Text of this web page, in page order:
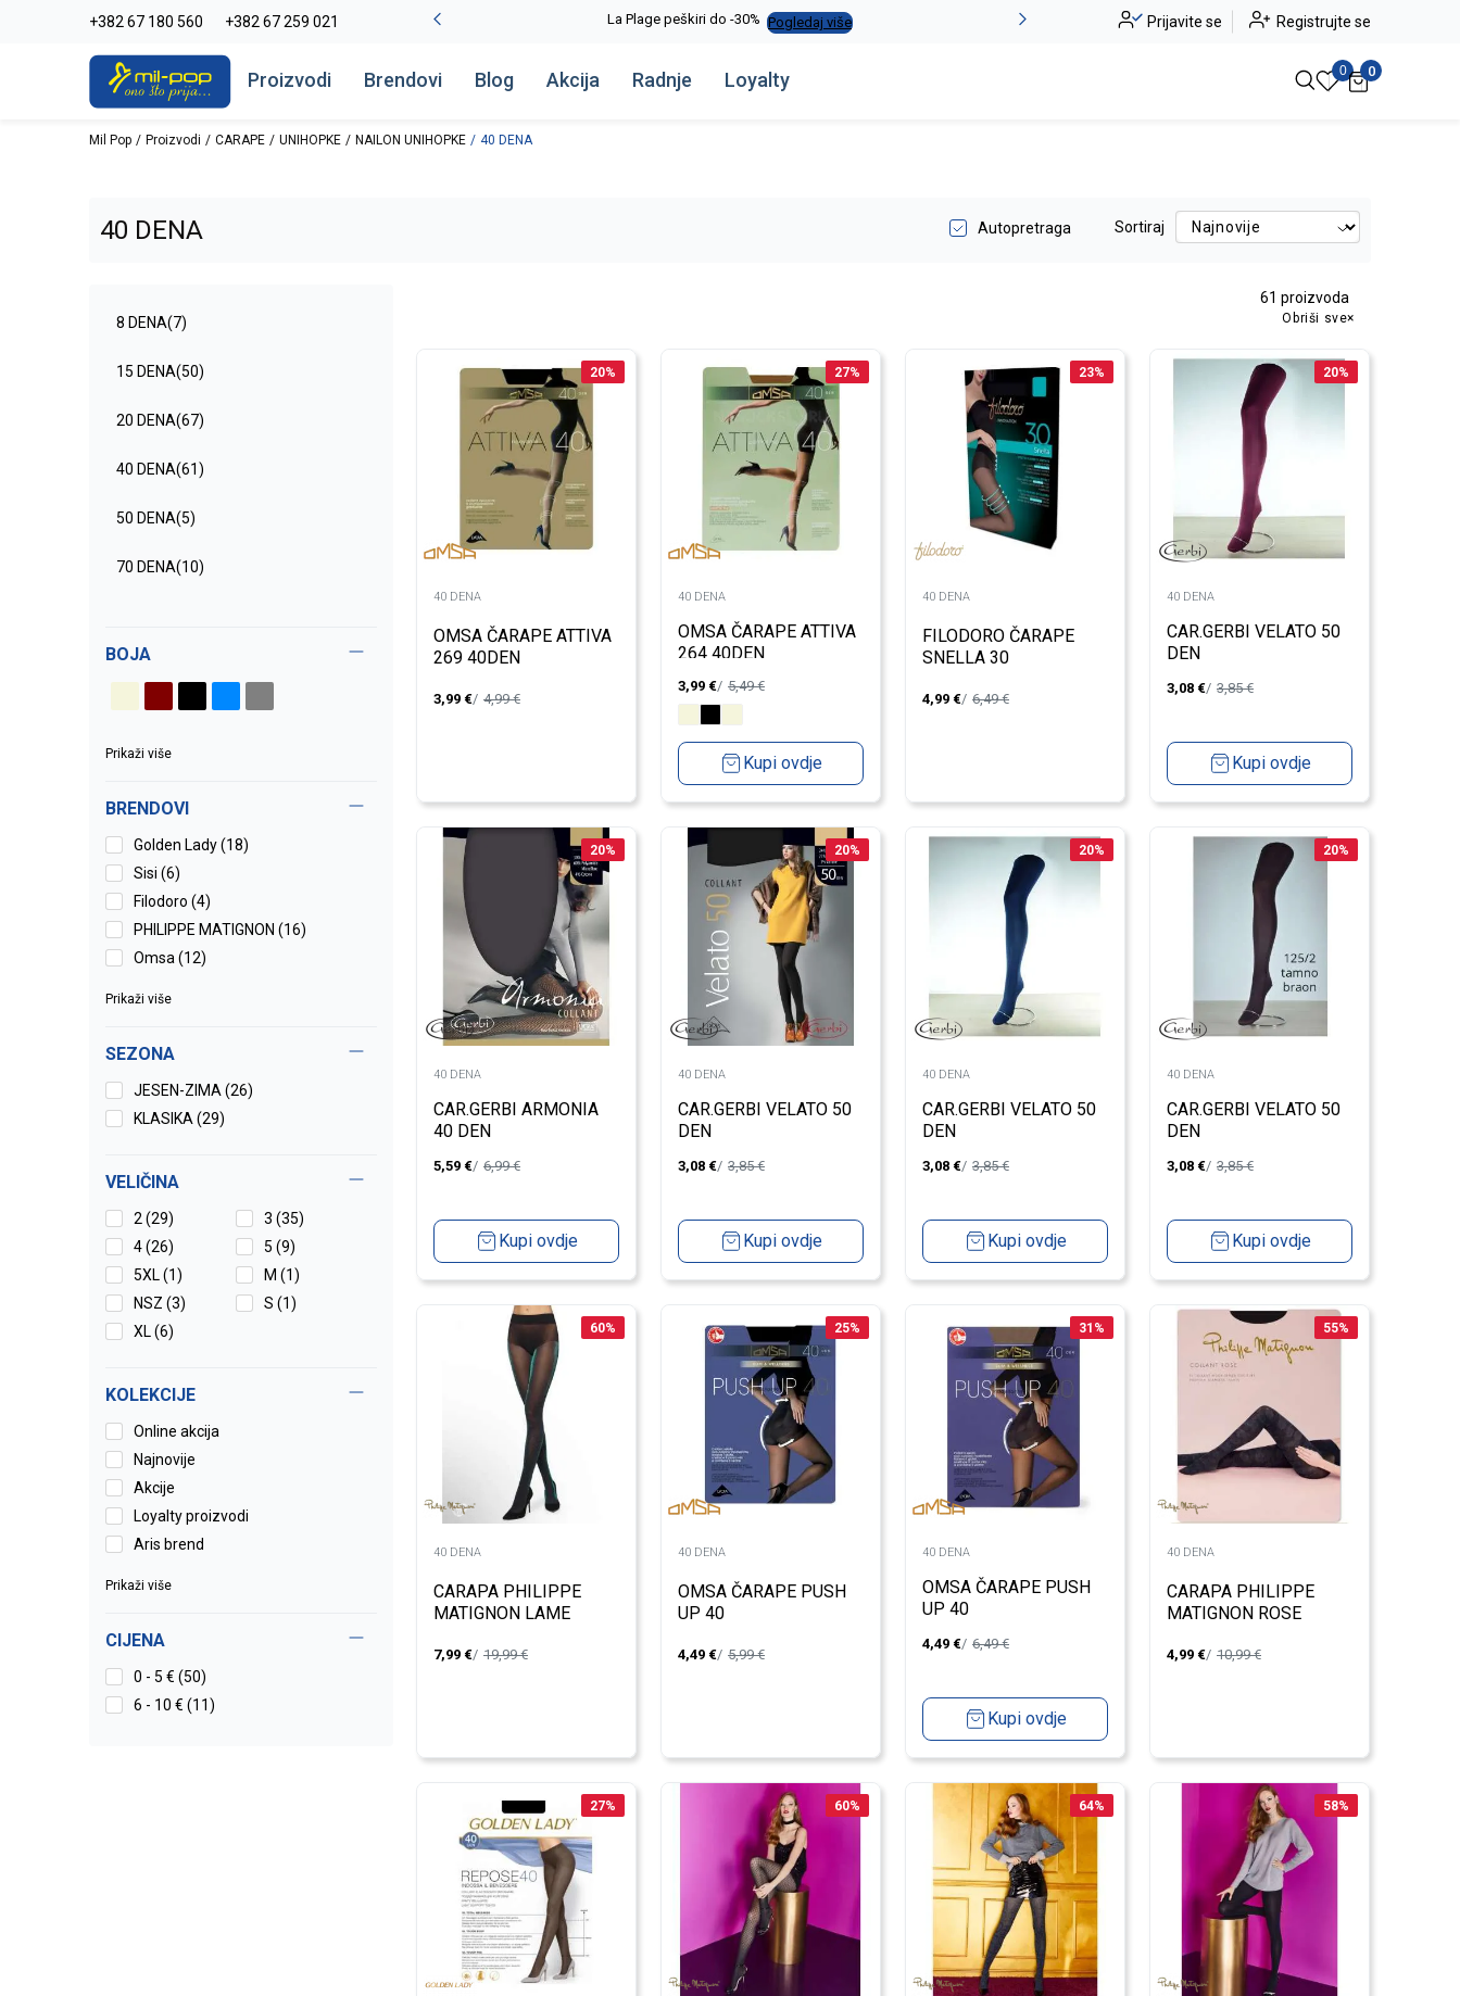
+382 67 180 560 +382 67 259 021
-20% na kompletan asortiman Pogledaj više La Plage peškiri do -30% Pogledaj više Alma Ras do -50% Pogledaj više
Prijavite se Registrujte se
Proizvodi Brendovi Blog Akcija Radnje Loyalty 0 0
Mil Pop Proizvodi CARAPE UNIHOPKE NAILON UNIHOPKE 40 DENA
40 DENA Autopretraga Sortiraj
8 DENA(7)
15 DENA(50)
20 DENA(67)
40 DENA(61)
50 DENA(5)
70 DENA(10)
BOJA
Prikaži više
BRENDOVI
Golden Lady (18)
Sisi (6)
Filodoro (4)
PHILIPPE MATIGNON (16)
Omsa (12)
Prikaži više
SEZONA
JESEN-ZIMA (26)
KLASIKA (29)
VELIČINA
2 (29) 3 (35)
4(26) 5 (9)
5XL (1) M (1)
NSZ (3) S (1)
XL (6)
KOLEKCIJE
Online akcija
Najnovije
Akcije
Loyalty proizvodi
Aris brend
Prikaži više
CIJENA
0 - 5 € (50)
6 - 10 € (11)
61 proizvoda
Obriši sve
20%
40 DENA
OMSA ČARAPE ATTIVA
269 40DEN
3,99 € 4,99€
27%
40 DENA
OMSA ČARAPE ATTIVA
264 40DEN
3,99 € 5,49€
Kupi ovdje
23%
40 DENA
FILODORO ČARAPE
SNELLA 30
4,99 € 6,49€
20%
40 DENA
CAR.GERBI VELATO 50
DEN
3,08 € 3,85€
Kupi ovdje
20%
40 DENA
CAR.GERBI ARMONIA
40 DEN
5,59 € 6,99€
Kupi ovdje
20%
40 DENA
CAR.GERBI VELATO 50
DEN
3,08 € 3,85€
Kupi ovdje
20%
40 DENA
CAR.GERBI VELATO 50
DEN
3,08 € 3,85€
Kupi ovdje
20%
40 DENA
CAR.GERBI VELATO 50
DEN
3,08 € 3,85€
Kupi ovdje
60%
40 DENA
CARAPA PHILIPPE
MATIGNON LAME
UNIHOPKA
7,99 € 19,99€
25%
40 DENA
OMSA ČARAPE PUSH
UP 40
4,49 € 5,99€
31 %
40 DENA
OMSA ČARAPE PUSH
UP 40
4,49 € 6,49€
Kupi ovdje
55%
40 DENA
CARAPA PHILIPPE
MATIGNON ROSE
UNIHOPKA
4,99 € 10,99€
27% 60% 64% 58%